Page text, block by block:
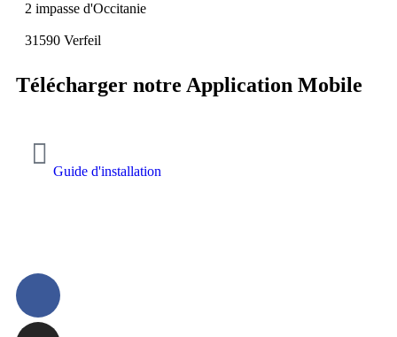
2 impasse d'Occitanie
31590 Verfeil
Télécharger notre Application Mobile
Guide d'installation